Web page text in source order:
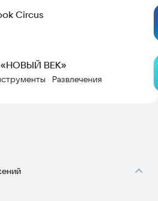
Circus
«НОВЫЙ ВЕК»
· Развлечения